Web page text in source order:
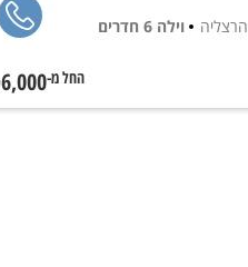
הרצליה
וילה 6 חדרים
החל מ-₪6,000